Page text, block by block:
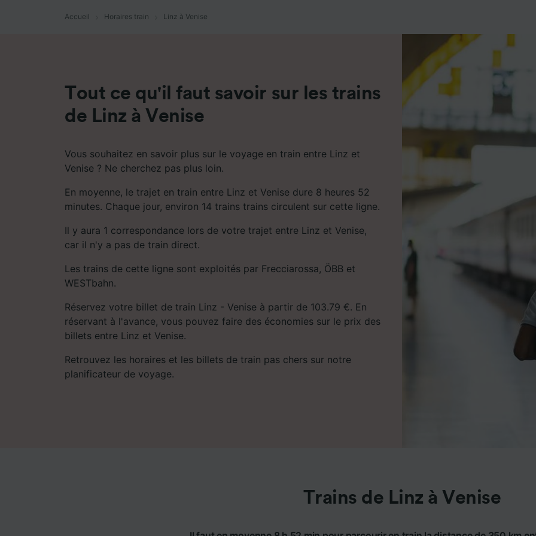
Accueil Horaires train Linz à Venise
Tout ce qu'il faut savoir sur les trains
de Linz à Venise
Vous souhaitez en savoir plus sur le voyage en train entre Linz et
Venise ? Ne cherchez pas plus loin.
En moyenne, le trajet en train entre Linz et Venise dure 8 heures 52
minutes. Chaque jour, environ 14 trains trains circulent sur cette ligne.
Il y aura 1 correspondance lors de votre trajet entre Linz et Venise,
car il n'y a pas de train direct.
Les trains de cette ligne sont exploités par Frecciarossa, ÖBB et
WESTbahn.
Réservez votre billet de train Linz - Venise à partir de 103.79 €. En
réservant à l'avance, vous pouvez faire des économies sur le prix des
billets entre Linz et Venise.
Retrouvez les horaires et les billets de train pas chers sur notre
planificateur de voyage.
Trains de Linz à Venise
Liste de nos partenaires (fournisseurs)